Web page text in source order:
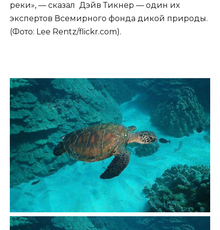
реки», — сказал Дэйв Тикнер — один их
экспертов Всемирного фонда дикой природы.
(Фото: Lee Rentz/flickr.com).